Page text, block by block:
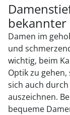
bekannter
Damen im
und
wichtig, beim
Optik zu
sich auch
auszeichnen.
bequeme